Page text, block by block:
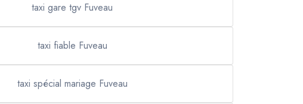
taxi gare tgv Fuveau
taxi fiable Fuveau
taxi spécial mariage Fuveau